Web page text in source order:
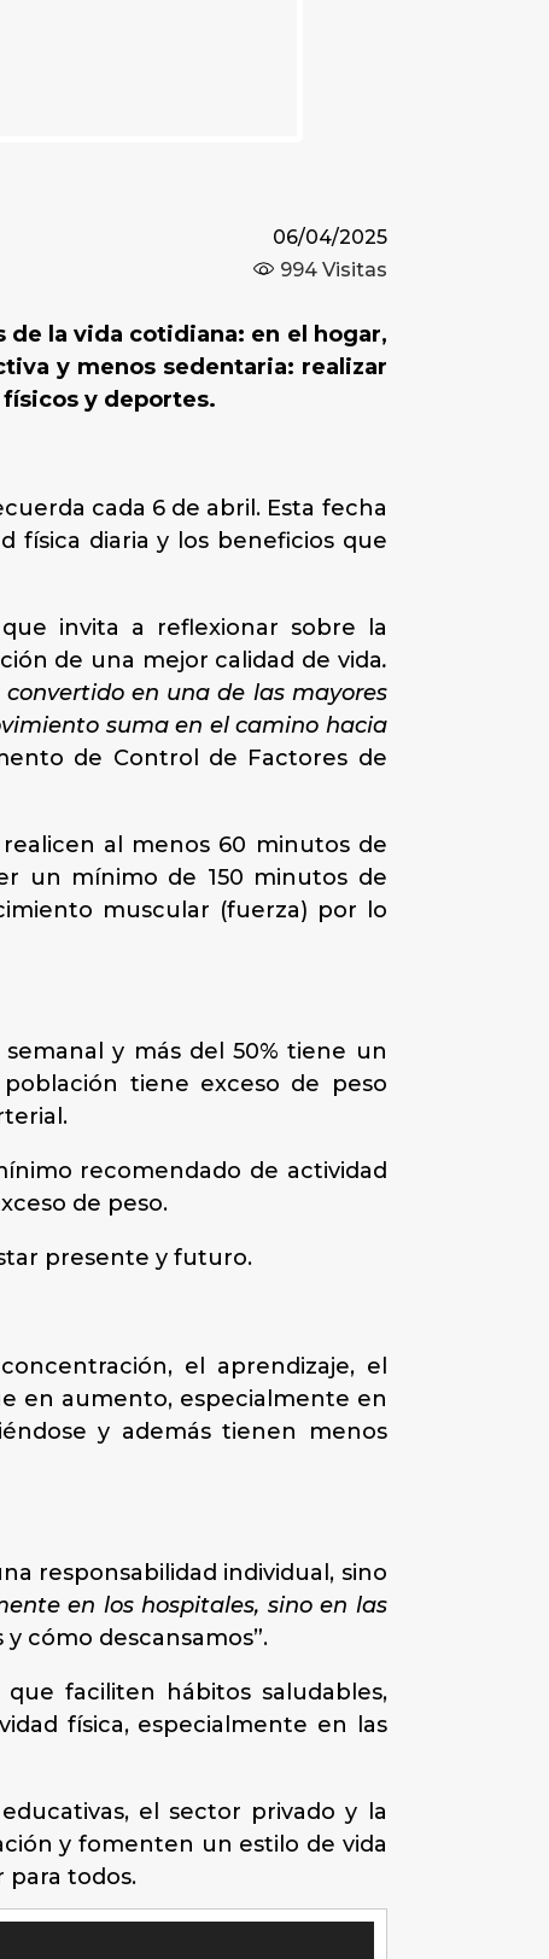
06/04/2025
994Visitas
de la vida cotidiana: en el hogar,
y menos sedentaria: realizar
y deportes.
cada 6 de abril. Esta fecha
física diaria y los beneficios que
invita a reflexionar sobre la
de una mejor calidad de vida.
en una de las mayores
suma en el camino hacia
de Control de Factores de
al menos 60 minutos de
un mínimo de 150 minutos de
muscular (fuerza) por lo
y más del 50% tiene un
tiene exceso de peso
recomendado de actividad
de peso.
presente y futuro.
el aprendizaje, el
en aumento, especialmente en
y además tienen menos
responsabilidad individual, sino
en los hospitales, sino en las
cómo descansamos”.
faciliten hábitos saludables,
física, especialmente en las
el sector privado y la
y fomenten un estilo de vida
para todos.